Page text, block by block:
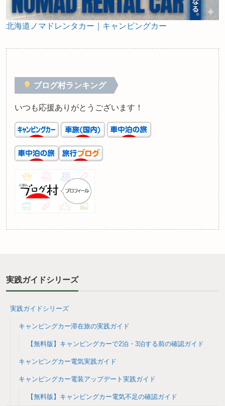
北海道ノマドレンタカー｜キャンピングカー
ブログ村ランキング
いつも応援ありがとうございます！
実践ガイドシリーズ
実践ガイドシリーズ
キャンピングカー滞在旅の実践ガイド
【無料版】キャンピングカーで2泊・3泊する前の確認ガイド
キャンピングカー電気実践ガイド
キャンピングカー電装アップデート実践ガイド
【無料版】キャンピングカー電気不足の確認ガイド